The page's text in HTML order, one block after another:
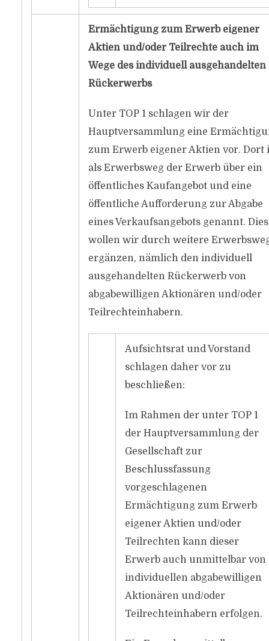
Ermächtigung zum Erwerb eigener
Aktien und/oder Teilrechte auch im
Wege des individuell ausgehandelten
Rückerwerbs
Unter TOP 1 schlagen wir der
Hauptversammlung eine
zum Erwerb eigener Aktien vor. Dort
als Erwerbsweg der Erwerb über ein
öffentliches Kaufangebot und eine
öffentliche Aufforderung zur Abgabe
eines Verkaufsangebots genannt.
wollen wir durch weitere
ergänzen, nämlich den individuell
ausgehandelten Rückerwerb von
abgabewilligen Aktionären und/oder
Teilrechteinhabern.
Aufsichtsrat und Vorstand
schlagen daher vor zu
beschließen:
Im Rahmen der unter TOP 1
der Hauptversammlung der
Gesellschaft zur
Beschlussfassung
vorgeschlagenen
Ermächtigung zum Erwerb
eigener Aktien und/oder
Teilrechten kann dieser
Erwerb auch unmittelbar von
individuellen abgabewilligen
Aktionären und/oder
Teilrechteinhabern erfolgen.